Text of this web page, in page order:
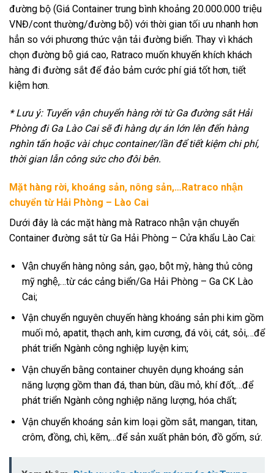
đường bộ (Giá Container trung bình khoảng 20.000.000 triệu
VNĐ/cont thường/đường bộ) với thời gian tối ưu nhanh hơn
hẳn so với phương thức vận tải đường biển. Thay vì khách
chọn đường bộ giá cao, Ratraco muốn khuyến khích khách
hàng đi đường sắt để đảo bảm cước phí giá tốt hơn, tiết
kiệm hơn.
* Lưu ý: Tuyến vận chuyển hàng rời từ Ga đường sắt Hải
Phòng đi Ga Lào Cai sẽ đi hàng dự án lớn lên đến hàng
nghìn tấn hoặc vài chục container/lần để tiết kiệm chi phí,
thời gian lẫn công sức cho đôi bên.
Mặt hàng rời, khoáng sản, nông sản,…Ratraco nhận
chuyển từ Hải Phòng – Lào Cai
Dưới đây là các mặt hàng mà Ratraco nhận vận chuyển
Container đường sắt từ Ga Hải Phòng – Cửa khẩu Lào Cai:
Vận chuyển hàng nông sản, gạo, bột mỳ, hàng thủ công
mỹ nghệ,…từ các cảng biển/Ga Hải Phòng – Ga CK Lào
Cai;
Vận chuyển nguyên chuyến hàng khoáng sản phi kim gồm
muối mỏ, apatit, thạch anh, kim cương, đá vôi, cát, sỏi,…để
phát triển Ngành công nghiệp luyện kim;
Vận chuyển bằng container chuyên dụng khoáng sản
năng lượng gồm than đá, than bùn, dầu mỏ, khí đốt,…để
phát triển Ngành công nghiệp năng lượng, hóa chất;
Vận chuyển khoáng sản kim loại gồm sắt, mangan, titan,
crôm, đồng, chì, kẽm,…để sản xuất phân bón, đồ gốm, sứ.